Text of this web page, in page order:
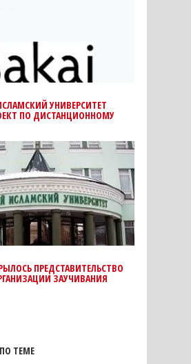
УНИВЕРСИТЕТ
ПО ДИСТАНЦИОННОМУ
ПРЕДСТАВИТЕЛЬСТВО
ЗАУЧИВАНИЯ
ТЕМЕ